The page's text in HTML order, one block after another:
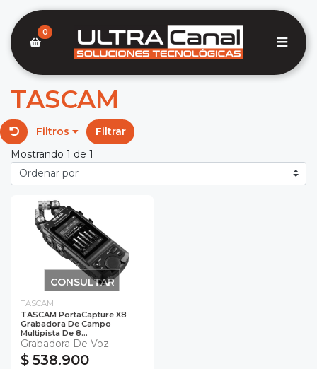
0
TASCAM
Filtros
Filtrar
Mostrando 1 de 1
CONSULTAR
TASCAM
TASCAM PortaCapture X8
Grabadora De Campo
Multipista De 8...
Grabadora De Voz
$ 538.900